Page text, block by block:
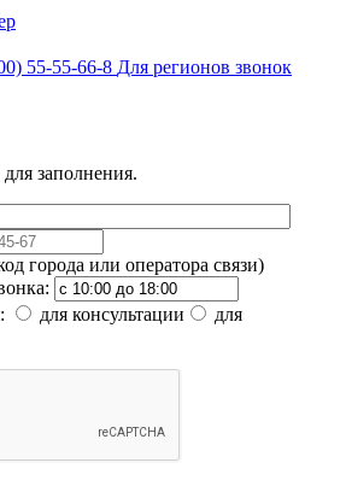
55-55-66-8 Для регионов звонок
заполнения.
города или оператора связи)
для консультации
для